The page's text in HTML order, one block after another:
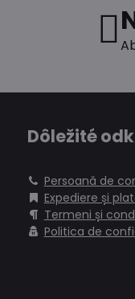
Dôležité
Persoană de
Expediere și
Termeni și
Politica de